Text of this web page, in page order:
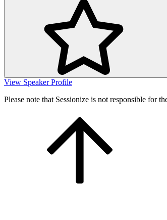
View Speaker Profile
Please note that Sessionize is not responsible for